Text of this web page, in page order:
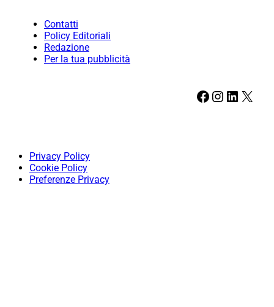
Contatti
Policy Editoriali
Redazione
Per la tua pubblicità
Facebook Instagram LinkedIn X
Privacy Policy
Cookie Policy
Preferenze Privacy